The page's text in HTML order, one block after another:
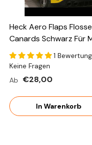
Heck Aero Flaps
Canards Schwarz Für
Kl. W177 Hatchback
2018 Pz3
1 Bewertung
Keine Fragen
Ab €28,00
In Warenkorb